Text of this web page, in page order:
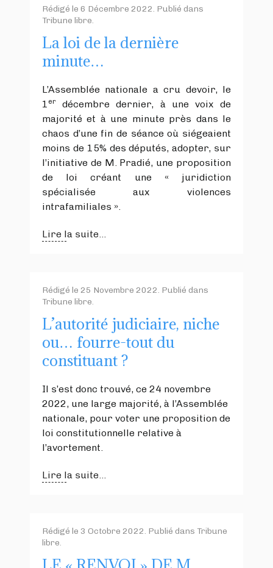
Rédigé le 6 Décembre 2022. Publié dans
Tribune libre.
La loi de la dernière
minute…
L’Assemblée nationale a cru devoir, le
1 er
décembre dernier, à une voix de
majorité et à une minute près dans le
chaos d’une fin de séance où siégeaient
moins de 15% des députés, adopter, sur
l’initiative de M. Pradié, une proposition
de loi créant une « juridiction
spécialisée aux violences
intrafamiliales ».
Lire la suite...
Rédigé le 25 Novembre 2022. Publié dans
Tribune libre.
L’autorité judiciaire, niche
ou… fourre-tout du
constituant ?
Il s’est donc trouvé, ce 24 novembre
2022, une large majorité, à l’Assemblée
nationale, pour voter une proposition de
loi constitutionnelle relative à
l’avortement.
Lire la suite...
Rédigé le 3 Octobre 2022. Publié dans Tribune
libre.